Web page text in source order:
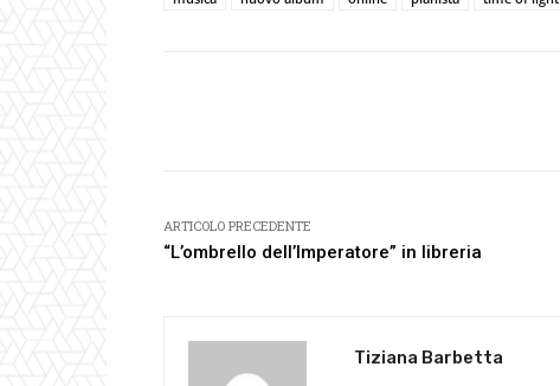
ARTICOLO PRECEDENTE
“L’ombrello dell’Imperatore” in libreria
Tiziana Barbetta